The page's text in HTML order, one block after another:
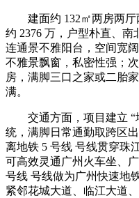
建面约 132㎡两房两厅
约 2376 万，户型朴直、
连通景不雅阳台，空间宽
不雅景飘窗，私密性强；
房，满脚三口之家或二胎
满。
交通方面，项目建立 “
统，满脚日常通勤取跨区
离地铁 5 号线 号线贯穿珠
可高效灵通广州火车坐、
号线 号线做为广州快速地
紧邻花城大道、临江大道